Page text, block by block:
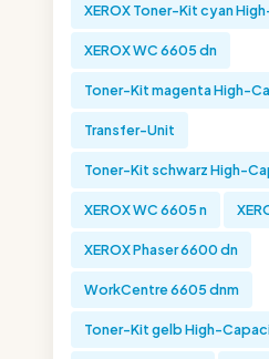
XEROX Toner-Kit cyan
XEROX WC 6605 dn
Toner-Kit magenta High-
Transfer-Unit
Toner-Kit schwarz High-
XEROX WC 6605 n
XEROX Phaser 6600 dn
WorkCentre 6605 dnm
Toner-Kit gelb High-